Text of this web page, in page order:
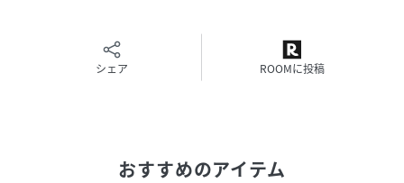
シェア ROOMに投稿
おすすめのアイテム